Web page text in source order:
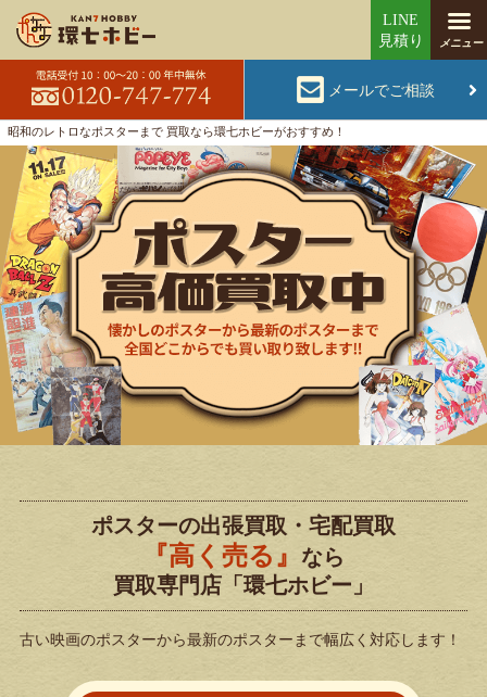
昭和のレトロなポスターまで 買取なら環七ホビーがおすすめ！
メールでご相談
ポスターの出張買取・宅配買取
『高く売る』
なら
買取専門店「環七ホビー」
古い映画のポスターから最新のポスターまで幅広く対応します！